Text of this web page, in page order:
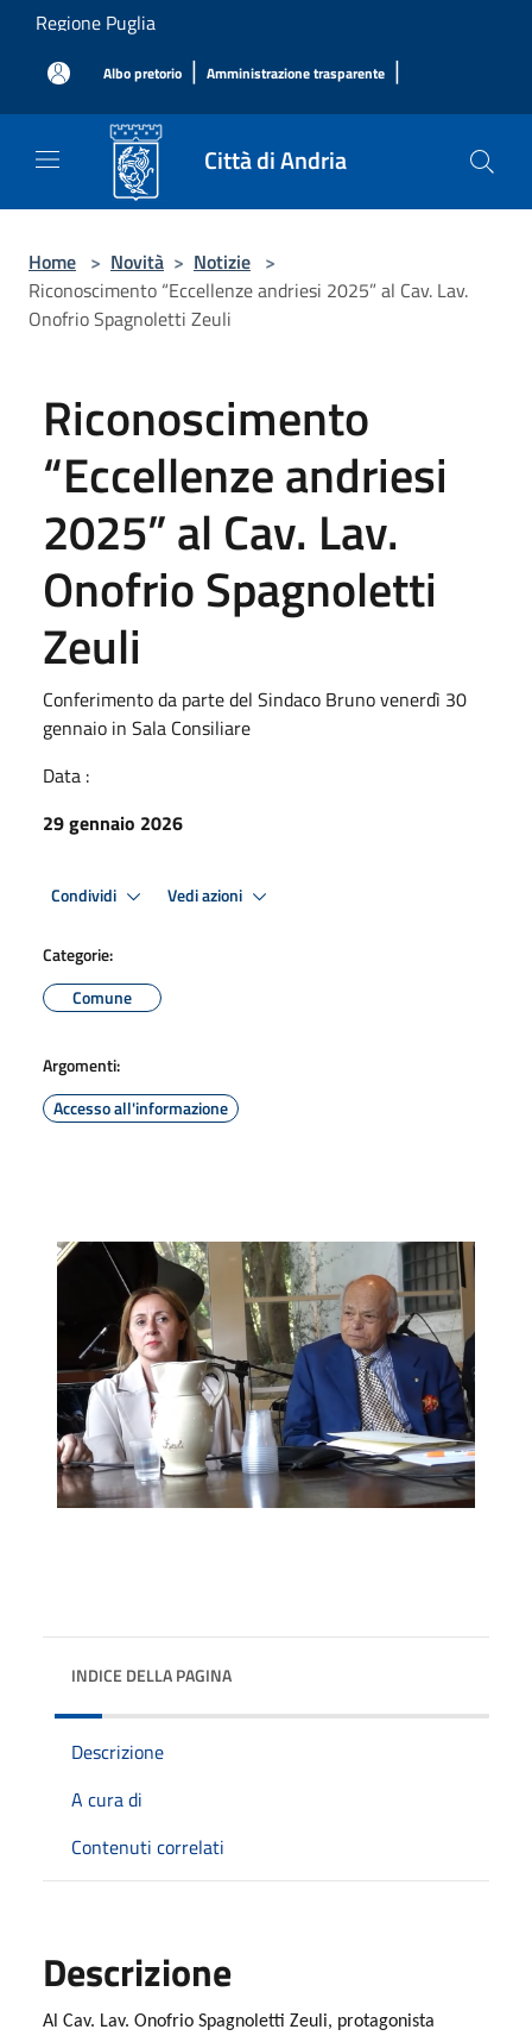
Salta al contenuto principale
Regione Puglia
Albo pretorio | Amministrazione trasparente |
Città di Andria
Home > Novità > Notizie >
Riconoscimento “Eccellenze andriesi 2025” al Cav. Lav.
Onofrio Spagnoletti Zeuli
Riconoscimento
“Eccellenze andriesi
2025” al Cav. Lav.
Onofrio Spagnoletti
Zeuli
Conferimento da parte del Sindaco Bruno venerdì 30
gennaio in Sala Consiliare
Data :
29 gennaio 2026
Condividi Vedi azioni
Categorie:
Comune
Argomenti:
Accesso all'informazione
INDICE DELLA PAGINA
Descrizione
A cura di
Contenuti correlati
Descrizione
Al Cav. Lav. Onofrio Spagnoletti Zeuli, protagonista